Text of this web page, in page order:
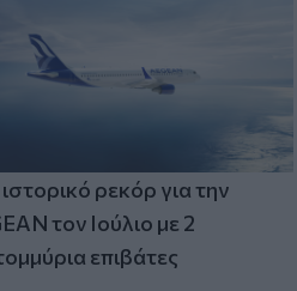
ρεκόρ για την
τον Ιούλιο με 2
επιβάτες